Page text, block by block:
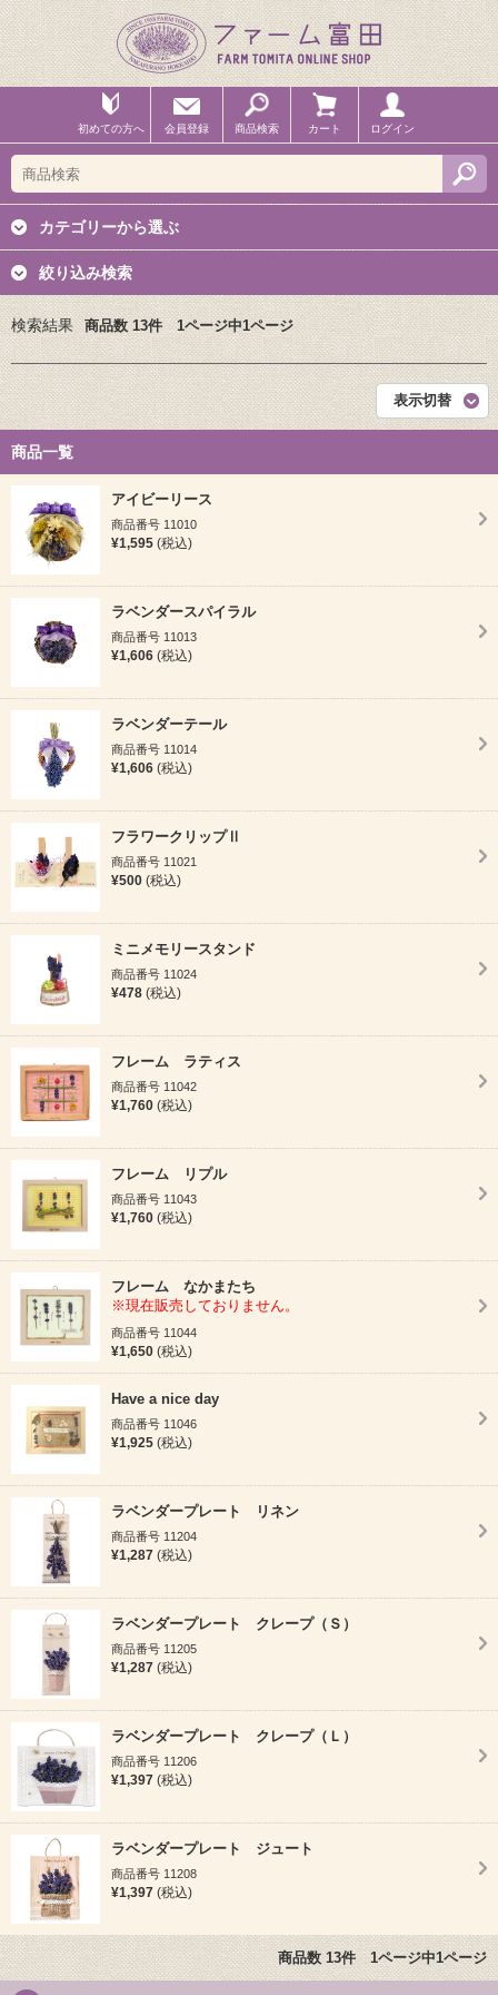
初めての方へ 会員登録 商品検索 カート ログイン
カテゴリーから選ぶ
絞り込み検索
検索結果 商品数 13件 1ページ中1ページ
表示切替
商品一覧
アイビーリース
商品番号 11010
¥1,595 (税込)
ラベンダースパイラル
商品番号 11013
¥1,606 (税込)
ラベンダーテール
商品番号 11014
¥1,606 (税込)
フラワークリップⅡ
商品番号 11021
¥500 (税込)
ミニメモリースタンド
商品番号 11024
¥478 (税込)
フレーム ラティス
商品番号 11042
¥1,760 (税込)
フレーム リプル
商品番号 11043
¥1,760 (税込)
フレーム なかまたち
※現在販売しておりません。
商品番号 11044
¥1,650 (税込)
Have a nice day
商品番号 11046
¥1,925 (税込)
ラベンダープレート リネン
商品番号 11204
¥1,287 (税込)
ラベンダープレート クレープ（Ｓ）
商品番号 11205
¥1,287 (税込)
ラベンダープレート クレープ（Ｌ）
商品番号 11206
¥1,397 (税込)
ラベンダープレート ジュート
商品番号 11208
¥1,397 (税込)
商品数 13件 1ページ中1ページ